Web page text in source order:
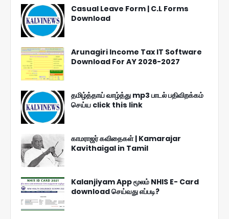
Casual Leave Form | C.L Forms
Download
Arunagiri Income Tax IT Software
Download For AY 2026-2027
தமிழ்த்தாய் வாழ்த்து mp3 பாடல் பதிவிறக்கம்
செய்ய click this link
காமராஜர் கவிதைகள் | Kamarajar
Kavithaigal in Tamil
Kalanjiyam App மூலம் NHIS E- Card
download செய்வது எப்படி?